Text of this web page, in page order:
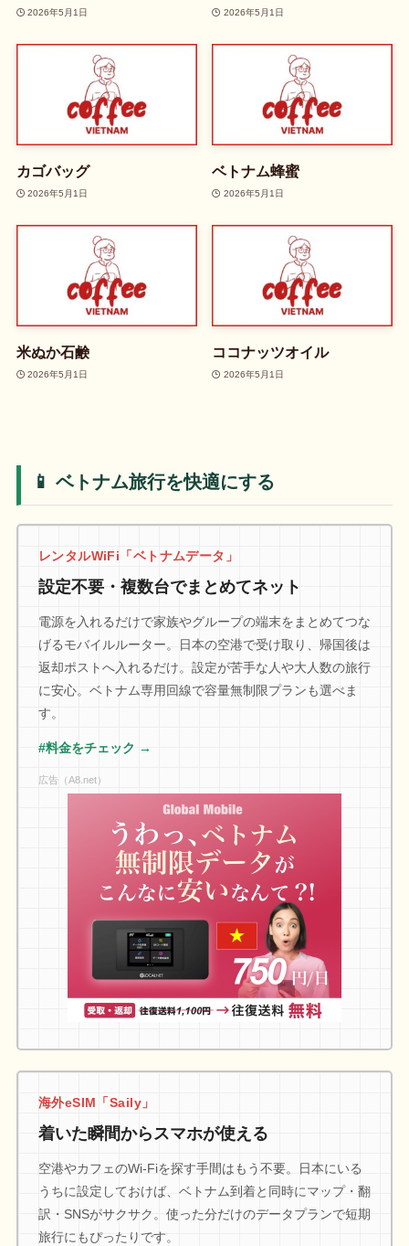
2026年5月1日 2026年5月1日
カゴバッグ
2026年5月1日
ベトナム蜂蜜
2026年5月1日
米ぬか石鹸
2026年5月1日
ココナッツオイル
2026年5月1日
📱 ベトナム旅行を快適にする
レンタルWiFi「ベトナムデータ」
設定不要・複数台でまとめてネット
電源を入れるだけで家族やグループの端末をまとめてつな
げるモバイルルーター。日本の空港で受け取り、帰国後は
返却ポストへ入れるだけ。設定が苦手な人や大人数の旅行
に安心。ベトナム専用回線で容量無制限プランも選べま
す。
#料金をチェック →
広告（A8.net）
海外eSIM「Saily」
着いた瞬間からスマホが使える
空港やカフェのWi-Fiを探す手間はもう不要。日本にいる
うちに設定しておけば、ベトナム到着と同時にマップ・翻
訳・SNSがサクサク。使った分だけのデータプランで短期
旅行にもぴったりです。